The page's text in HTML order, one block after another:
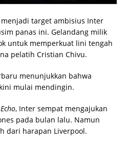
menjadi target ambisius Inter
panas ini. Gelandang milik
untuk memperkuat lini tengah
pelatih Cristian Chivu.
menunjukkan bahwa
mulai mendingin.
, Inter sempat mengajukan
pada bulan lalu. Namun
dari harapan Liverpool.